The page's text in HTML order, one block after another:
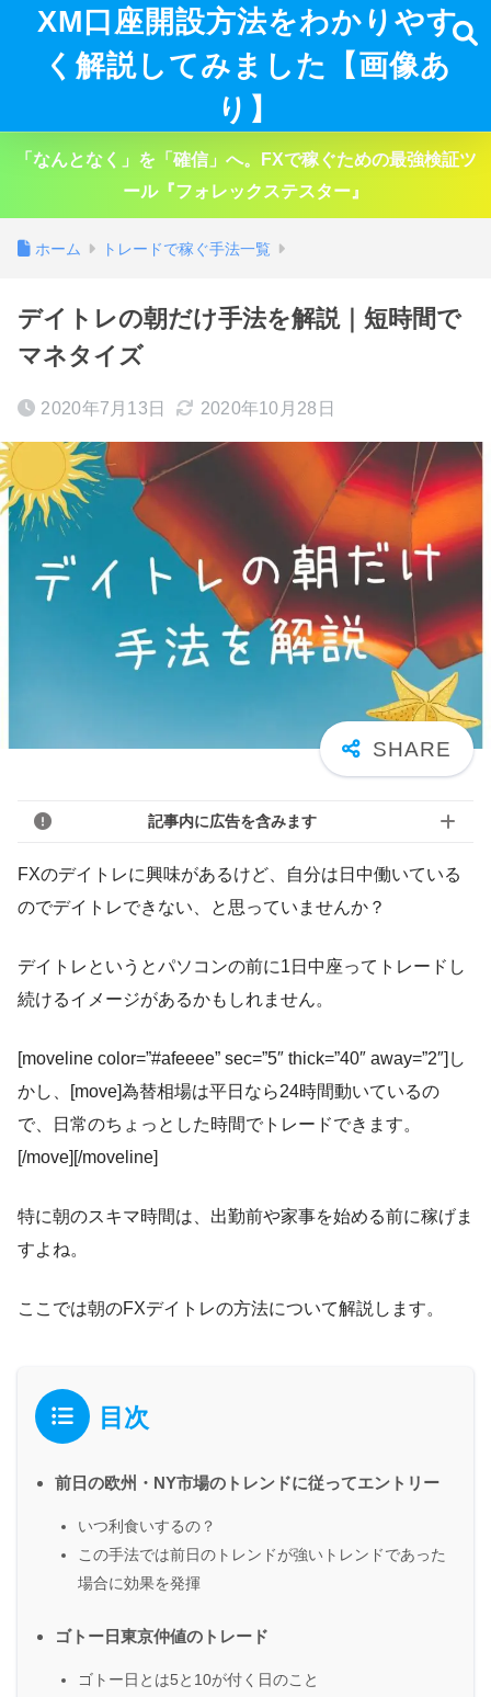
XM口座開設方法をわかりやす
く解説してみました【画像あ
り】
「なんとなく」を「確信」へ。FXで稼ぐための最強検証ツ
ール『フォレックステスター』
ホーム トレードで稼ぐ手法一覧
デイトレの朝だけ手法を解説｜短時間で
マネタイズ
2020年7月13日 2020年10月28日
記事内に広告を含みます
FXのデイトレに興味があるけど、自分は日中働いている
のでデイトレできない、と思っていませんか？
デイトレというとパソコンの前に1日中座ってトレードし
続けるイメージがあるかもしれません。
[moveline color=”#afeeee” sec=”5″ thick=”40″ away=”2″]し
かし、[move]為替相場は平日なら24時間動いているの
で、日常のちょっとした時間でトレードできます。
[/move][/moveline]
特に朝のスキマ時間は、出勤前や家事を始める前に稼げま
すよね。
ここでは朝のFXデイトレの方法について解説します。
目次
前日の欧州・NY市場のトレンドに従ってエントリー
いつ利食いするの？
この手法では前日のトレンドが強いトレンドであった
場合に効果を発揮
ゴトー日東京仲値のトレード
ゴトー日とは5と10が付く日のこと